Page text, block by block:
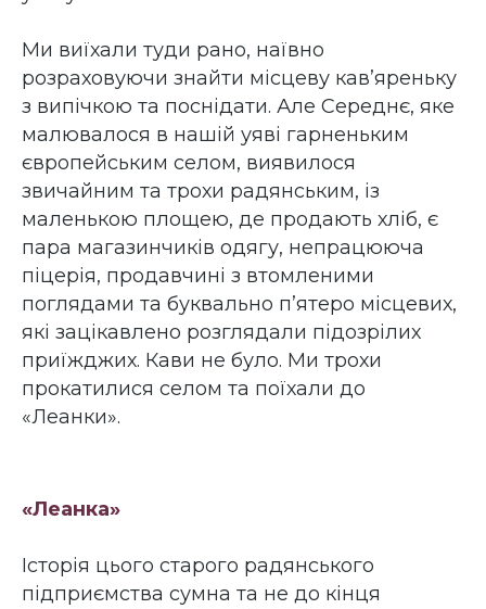
Ми виїхали туди рано, наївно
розраховуючи знайти місцеву кав’яреньку
з випічкою та поснідати. Але Середнє, яке
малювалося в нашій уяві гарненьким
європейським селом, виявилося
звичайним та трохи радянським, із
маленькою площею, де продають хліб, є
пара магазинчиків одягу, непрацююча
піцерія, продавчині з втомленими
поглядами та буквально п’ятеро місцевих,
які зацікавлено розглядали підозрілих
приїжджих. Кави не було. Ми трохи
прокатилися селом та поїхали до
«Леанки».
«Леанка»
Історія цього старого радянського
підприємства сумна та не до кінця